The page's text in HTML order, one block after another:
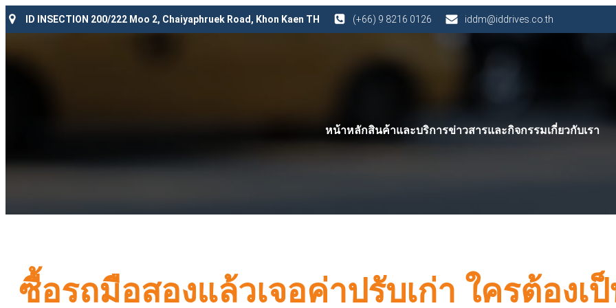
ID INSECTION 200/222 Moo 2, Chaiyaphruek Road, Khon Kaen TH (+66) 9 8216 0126 iddm@iddrives.co.th
หน้าหลักสินค้าและบริการข่าวสารและกิจกรรมเกี่ยวกับเรา
ซื้อรถมือสองแล้วเจอค่าปรับเก่า ใครต้องเ